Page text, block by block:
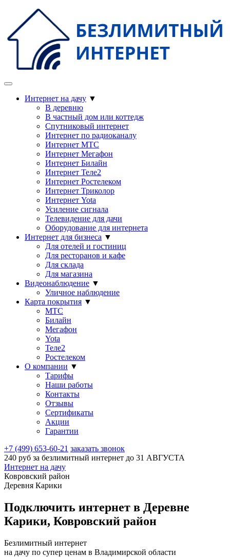
Интернет на дачу ▼
В деревню
В частный дом или коттедж
Спутниковый интернет
Интернет по радиоканалу
Интернет МТС
Интернет Мегафон
Интернет Билайн
Интернет Теле2
Интернет Ростелеком
Интернет Триколор
Интернет Yota
Усиление сигнала
Телевидение для дачи
Оборудование для интернета
Интернет для бизнеса ▼
Для отелей и гостиниц
Для ресторанов и кафе
Для склада
Для магазина
Видеонаблюдение ▼
Уличное наблюдение
Карта покрытия ▼
МТС
Билайн
Мегафон
Yota
Теле2
Ростелеком
О компании ▼
Тарифы
Наши работы
Контакты
Отзывы
Сертификаты
Акции
Гарантии
+7 (499) 653-60-21 заказать звонок
240 руб за безлимитный интернет до 31 АВГУСТА
Интернет на дачу
Ковровский район
Деревня Карики
Подключить интернет в Деревне
Карики, Ковровский район
Безлимитный интернет
на дачу по супер ценам в Владимирской области